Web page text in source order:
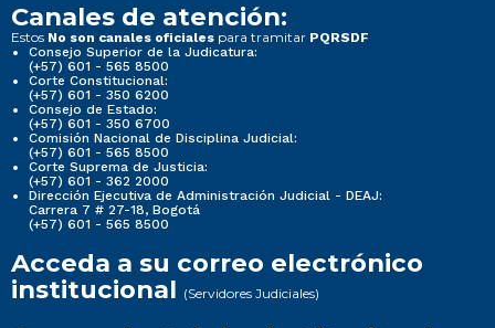
Canales de atención:
Estos No son canales oficiales para tramitar PQRSDF
Consejo Superior de la Judicatura:
(+57) 601 - 565 8500
Corte Constitucional:
(+57) 601 - 350 6200
Consejo de Estado:
(+57) 601 - 350 6700
Comisión Nacional de Disciplina Judicial:
(+57) 601 - 565 8500
Corte Suprema de Justicia:
(+57) 601 - 362 2000
Dirección Ejecutiva de Administración Judicial - DEAJ:
Carrera 7 # 27-18, Bogotá
(+57) 601 - 565 8500
Acceda a su correo electrónico
institucional (Servidores Judiciales)